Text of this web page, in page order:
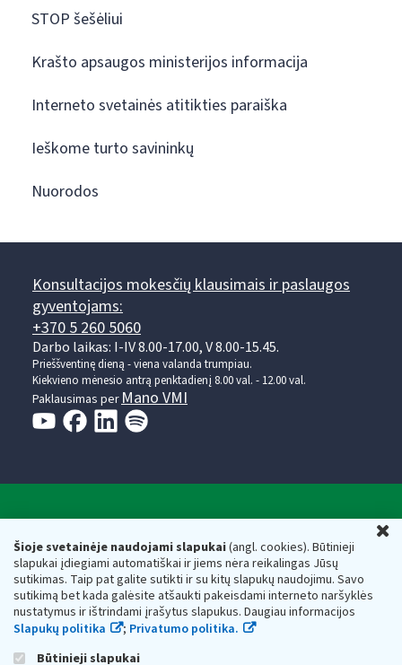
Šioje svetainėje naudojami slapukai(angl. cookies). Būtinieji
slapukai įdiegiami automatiškai ir jiems nėra reikalingas Jūsų
sutikimas. Taip pat galite sutikti ir su kitų slapukų naudojimu. Savo
sutikimą bet kada galėsite atšaukti pakeisdami interneto naršyklės
nustatymus ir ištrindami įrašytus slapukus. Daugiau informacijos
Slapukų politika
; Privatumo politika.
Būtinieji slapukai
STOP šešėliui
Krašto apsaugos ministerijos informacija
Interneto svetainės atitikties paraiška
Ieškome turto savininkų
Nuorodos
Konsultacijos mokesčių klausimais ir paslaugos
gyventojams:
+370 5 260 5060
Darbo laikas: I-IV 8.00-17.00, V 8.00-15.45.
Prieššventinę dieną - viena valanda trumpiau.
Kiekvieno mėnesio antrą penktadienį 8.00 val. - 12.00 val.
Paklausimas per Mano VMI
Respublikos finansų ministerijos
Biudžetinė įstaiga. Juridinio asmens kodas — 188659752,
adresas: Vasario 16-osios g. 14, 01107 Vilnius, Lietuva, el.paštas:
vmi@vmi.lt, E. pristatymo dėžutės adresas 188659752
Duomenys apie Valstybinę mokesčių inspekciją prie Lietuvos
Respublikos finansų ministerijos kaupiami ir saugomi Juridinių